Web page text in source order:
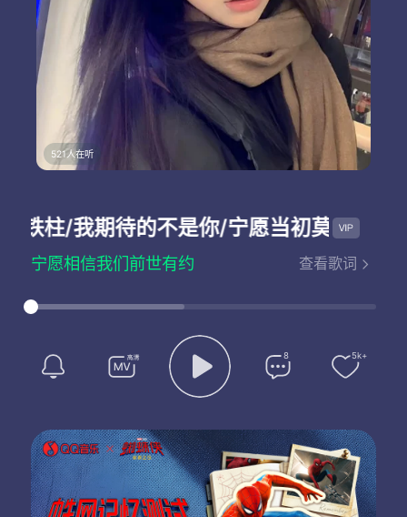
521人在听
柱/我期待的不是你/宁愿当初莫相识/犟
宁愿相信我们前世有约
宁愿用这一生等你发现
我一直在你身旁从未走远
多看了你一眼
再也没能忘掉你容颜
梦想着偶然能有一天再相见
想你时你在天边
想你时你在眼前
想你时你在脑海
想你时你在心田
查看歌词
8 5k+